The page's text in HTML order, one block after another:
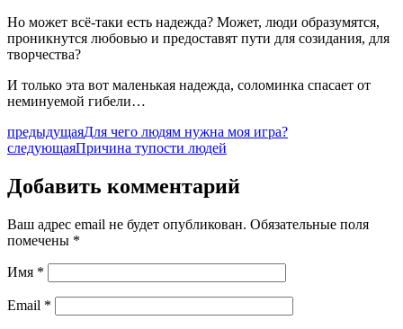
Но может всё-таки есть надежда? Может, люди образумятся,
проникнутся любовью и предоставят пути для созидания, для
творчества?
И только эта вот маленькая надежда, соломинка спасает от
неминуемой гибели…
предыдущаяДля чего людям нужна моя игра?
следующаяПричина тупости людей
Добавить комментарий
Ваш адрес email не будет опубликован. Обязательные поля
помечены *
Имя *
Email *